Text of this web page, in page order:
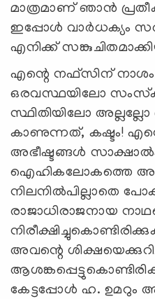
മാത്രമാണ് ഞാന്‍
ഇപ്പോള്‍ വാര്‍ധക്യം
എനിക്ക്
എന്റെ നഫ്‌സിന് നാശം
ഒരവസ്ഥയിലോ
സ്ഥിതിയിലോ
കാണുന്നത്, കഷ്ടം!
അഭീഷ്ടങ്ങള്‍
ഐഹികലോകത്തെ
നിലനില്‍പില്ലാതെ
രാജാധിരാജനായ
അവന്റെ
കേട്ടപ്പോള്‍ ഹ. ഉമറും